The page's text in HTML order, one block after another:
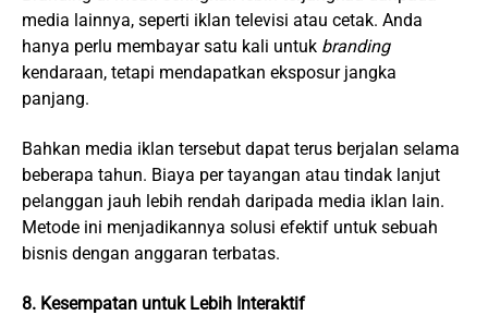
media lainnya, seperti iklan televisi atau cetak. Anda
hanya perlu membayar satu kali untuk branding
kendaraan, tetapi mendapatkan eksposur jangka
panjang.
Bahkan media iklan tersebut dapat terus berjalan selama
beberapa tahun. Biaya per tayangan atau tindak lanjut
pelanggan jauh lebih rendah daripada media iklan lain.
Metode ini menjadikannya solusi efektif untuk sebuah
bisnis dengan anggaran terbatas.
8. Kesempatan untuk Lebih Interaktif